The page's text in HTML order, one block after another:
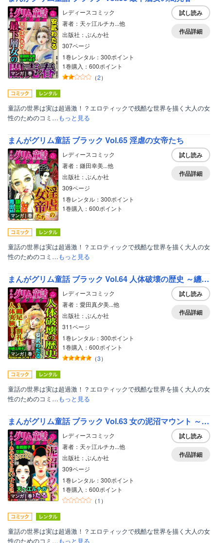
マンガ｜巻
レディースコミック
著者：天ヶ江ルチカ...他
出版社：ぶんか社
307ページ
1巻レンタル：300ポイント
1巻購入：600ポイント
（2）
試し読み
作品詳細
童話の世界は実は超過激！？エロティックで残酷な世界を描く大人の女
性のためのコミ…もっと見る
まんがグリム童話 ブラック Vol.65 淫虐の女帝たち
マンガ｜巻
レディースコミック
著者：鎌田幸美...他
出版社：ぶんか社
309ページ
1巻レンタル：300ポイント
1巻購入：600ポイント
試し読み
作品詳細
童話の世界は実は超過激！？エロティックで残酷な世界を描く大人の女
性のためのコミ…もっと見る
まんがグリム童話 ブラック Vol.64 人体破壊の歴史 ～纏足！ 割礼！ 人体実験！
マンガ｜巻
レディースコミック
著者：愛田真夕美...他
出版社：ぶんか社
311ページ
1巻レンタル：300ポイント
1巻購入：600ポイント
（3）
試し読み
作品詳細
童話の世界は実は超過激！？エロティックで残酷な世界を描く大人の女
性のためのコミ…もっと見る
まんがグリム童話 ブラック Vol.63 女の泥沼マウント ～あの女よりは幸せなはず～
マンガ｜巻
レディースコミック
著者：天ヶ江ルチカ...他
出版社：ぶんか社
309ページ
1巻レンタル：300ポイント
1巻購入：600ポイント
（1 ）
試し読み
作品詳細
童話の世界は実は超過激！？エロティックで残酷な世界を描く大人の女
性のためのコミ…もっと見る